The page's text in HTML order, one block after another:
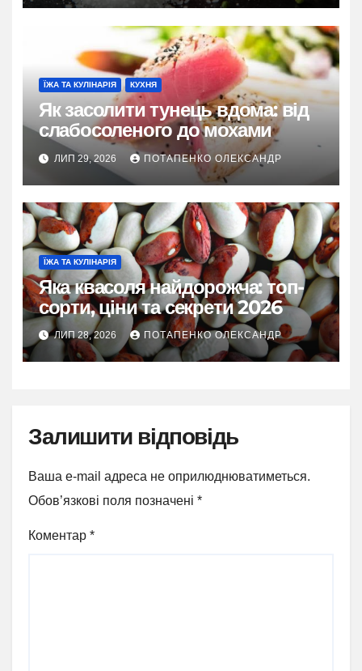
ЇЖА ТА КУЛІНАРІЯ КУХНЯ
Як засолити тунець вдома: від
слабосоленого до мохами
ЛИП 29, 2026 ПОТАПЕНКО ОЛЕКСАНДР
ЇЖА ТА КУЛІНАРІЯ
Яка квасоля найдорожча: топ-
сорти, ціни та секрети 2026
ЛИП 28, 2026 ПОТАПЕНКО ОЛЕКСАНДР
Залишити відповідь
Ваша e-mail адреса не оприлюднюватиметься.
Обов’язкові поля позначені *
Коментар *